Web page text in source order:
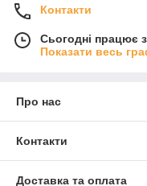
Контакти
Сьогодні працює
Показати весь
Про нас
Контакти
Доставка та оплата